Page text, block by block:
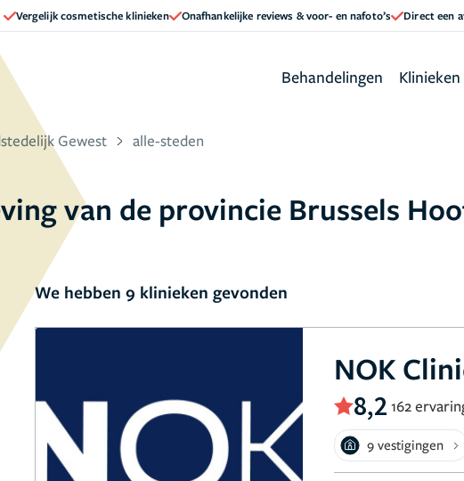
Vergelijk cosmetische klinieken Onafhankelijke reviews & voor- en nafoto’s Direct een
Behandelingen Klinieken
Gewest alle-steden
van de provincie Brussels
We hebben 9 klinieken gevonden
NOK
8,2 162
9 vestigingen